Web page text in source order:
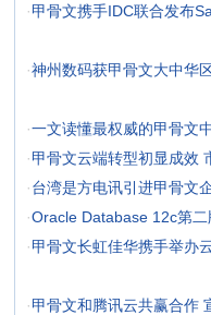
·甲骨文携手IDC联合发布
·神州数码获甲骨文大中华
·一文读懂最权威的甲骨文
·甲骨文云端转型初显成效
·台湾是方电讯引进甲骨文
·Oracle Database 12c第二
·甲骨文长虹佳华携手举办
·甲骨文和腾讯云共赢合作